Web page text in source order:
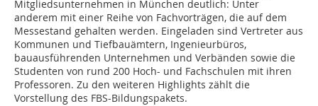
Mitgliedsunternehmen in München deutlich: Unter
anderem mit einer Reihe von Fachvorträgen, die auf dem
Messestand gehalten werden. Eingeladen sind Vertreter aus
Kommunen und Tiefbauämtern, Ingenieurbüros,
bauausführenden Unternehmen und Verbänden sowie die
Studenten von rund 200 Hoch- und Fachschulen mit ihren
Professoren. Zu den weiteren Highlights zählt die
Vorstellung des FBS-Bildungspakets.